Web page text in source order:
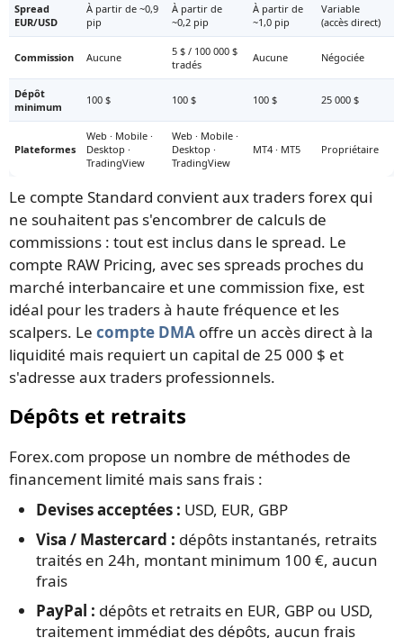
Spread
EUR/USD
À partir de ~0,9
pip
À partir de
~0,2 pip
À partir de
~1,0 pip
Variable
(accès direct)
Commission Aucune
5 $ / 100 000 $
tradés
Aucune Négociée
Dépôt
minimum
100 $ 100 $ 100 $ 25 000 $
Plateformes
Web · Mobile ·
Desktop ·
TradingView
Web · Mobile ·
Desktop ·
TradingView
MT4 · MT5 Propriétaire
Le compte Standard convient aux traders forex qui
ne souhaitent pas s'encombrer de calculs de
commissions : tout est inclus dans le spread. Le
compte RAW Pricing, avec ses spreads proches du
marché interbancaire et une commission fixe, est
idéal pour les traders à haute fréquence et les
scalpers. Le compte DMA offre un accès direct à la
liquidité mais requiert un capital de 25 000 $ et
s'adresse aux traders professionnels.
Dépôts et retraits
Forex.com propose un nombre de méthodes de
financement limité mais sans frais :
Devises acceptées : USD, EUR, GBP
Visa / Mastercard : dépôts instantanés, retraits
traités en 24h, montant minimum 100 €, aucun
frais
PayPal : dépôts et retraits en EUR, GBP ou USD,
traitement immédiat des dépôts, aucun frais